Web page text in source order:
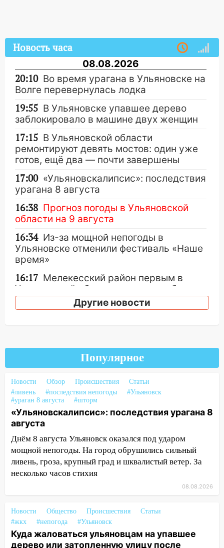
Новость часа
08.08.2026
20:10 Во время урагана в Ульяновске на
Волге перевернулась лодка
19:55 В Ульяновске упавшее дерево
заблокировало в машине двух женщин
17:15 В Ульяновской области
ремонтируют девять мостов: один уже
готов, ещё два — почти завершены
17:00 «Ульяновскалипсис»: последствия
урагана 8 августа
16:38 Прогноз погоды в Ульяновской
области на 9 августа
16:34 Из-за мощной непогоды в
Ульяновске отменили фестиваль «Наше
время»
16:17 Мелекесский район первым в
Ульяновской области намолотил более
100 тысяч тонн зерна
Фоторепортаж с улиц Ульяновска
после шторма: поваленные деревья и
затопленные улицы
14:28 Ураган вырвал остановку на улице
Деева в Заволжье
14:26 Жители Ульяновска сами
пытаются расчистить ливнёвки, не
дождавшись коммунальщиков
14:16 Шторм продолжает ломать город:
14:14
Студента из Ульяновска обманули
мошенники под видом преподавателя
14:12 Куда жаловаться ульяновцам на
Другие новости
Популярное
Новости Обзор Происшествия
Статьи
#ливень
#последствия непогоды
#Ульяновск
#ураган 8 августа
#шторм
«Ульяновскалипсис»: последствия урагана 8
августа
Днём 8 августа Ульяновск оказался под ударом
мощной непогоды. На город обрушились сильный
ливень, гроза, крупный град и шквалистый ветер. За
несколько часов стихия
08.08.2026
Новости Общество Происшествия
Статьи
#жкх
#непогода #Ульяновск
Куда жаловаться ульяновцам на упавшее
дерево или затопленную улицу после